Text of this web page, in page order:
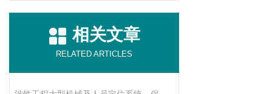
相关文章
RELATED ARTICLES